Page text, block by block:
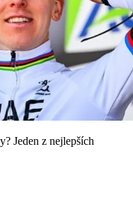
Jeden z nejlepších